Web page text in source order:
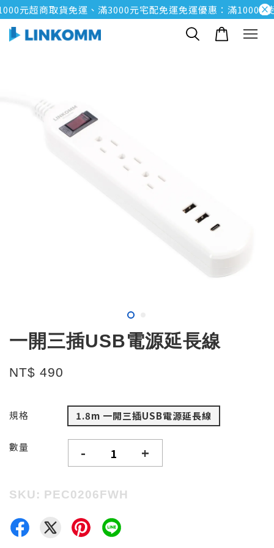
元超商取貨免運、滿3000元宅配免運免運優惠：滿1000元超
一開三插USB電源延長線
NT$ 490
規格 1.8m 一開三插USB電源延長線
數量 - +
SKU: PEC0206FWH